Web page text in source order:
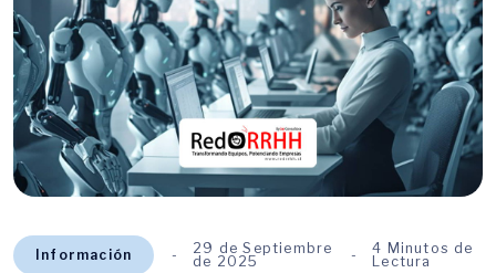
Información
29 de Septiembre
de 2025
4 Minutos de
Lectura